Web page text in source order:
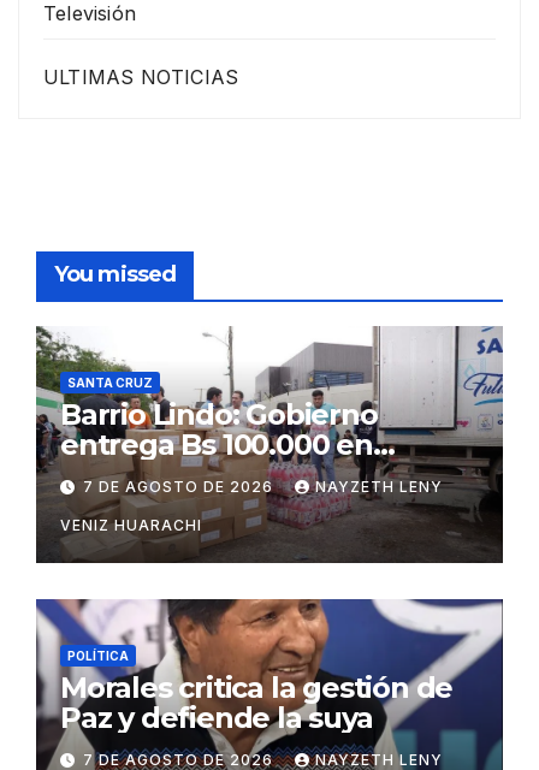
Televisión
ULTIMAS NOTICIAS
You missed
SANTA CRUZ
Barrio Lindo: Gobierno
entrega Bs 100.000 en
insumos para afectados
7 DE AGOSTO DE 2026 NAYZETH LENY
VENIZ HUARACHI
POLÍTICA
Morales critica la gestión de
Paz y defiende la suya
7 DE AGOSTO DE 2026 NAYZETH LENY